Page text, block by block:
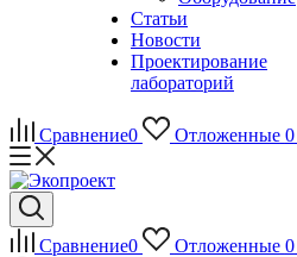
Статьи
Новости
Проектирование
лабораторий
Сравнение0 Отложенные 0
Сравнение0 Отложенные 0